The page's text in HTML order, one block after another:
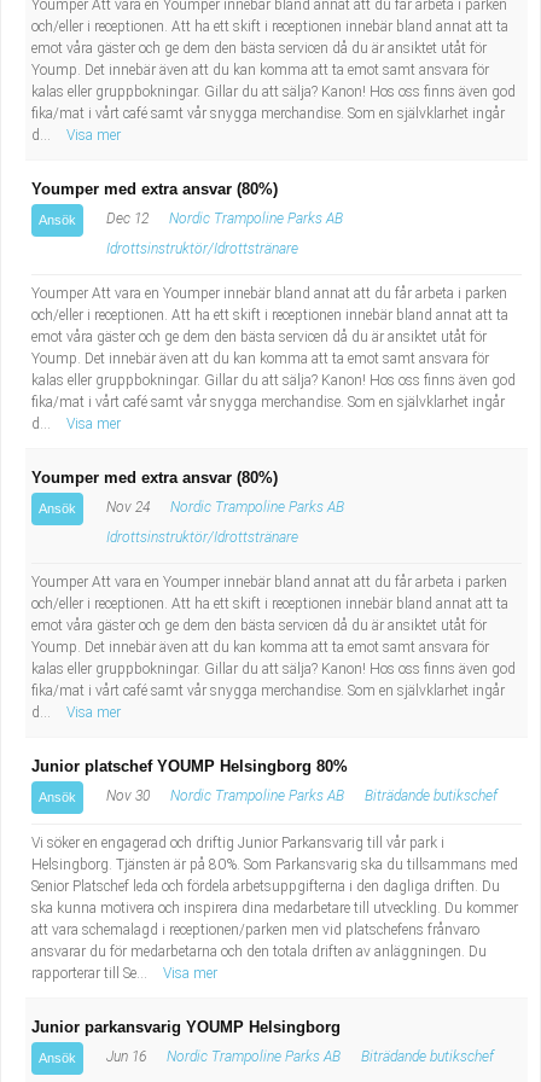
Industriell tillverkning
Installation, drift, underhåll
Kropps- och skönhetsvård
Kultur, media, design
Militärt arbete
Naturbruk
Naturvetenskapligt arbete
Pedagogiskt arbete
Sanering och renhållning
Säkerhetsarbete
Tekniskt arbete
Behandlingsassistent/Socialpedagog
Tandsköterska
Budbilsförare
Tidningsbud/Tidningsdistributör
Lärare i fritidshem/Fritidspedagog
Taxiförare/Taxichaufför
Läkarsekreterare/Vårdadmin/Medicinsk
sekreterare
Lastbilsförare m.fl.
Informatör/Kommunikatör
Brevbärare
Kock, storhushåll
Undersköterska, vård- o specialavd. o mottagning
Bibliotekarie
Administrativ assistent
Lärare i gymnasiet
Youmper Att vara en Youmper innebär bland annat att du får arbeta i parken
och/eller i receptionen. Att ha ett skift i receptionen innebär bland annat att ta
emot våra gäster och ge dem den bästa servicen då du är ansiktet utåt för
Yoump. Det innebär även att du kan komma att ta emot samt ansvara för
kalas eller gruppbokningar. Gillar du att sälja? Kanon! Hos oss finns även god
fika/mat i vårt café samt vår snygga merchandise. Som en självklarhet ingår
d...
Visa mer
Youmper med extra ansvar (80%)
Ansök Dec 12
Nordic Trampoline Parks AB
Idrottsinstruktör/Idrottstränare
Youmper Att vara en Youmper innebär bland annat att du får arbeta i parken
och/eller i receptionen. Att ha ett skift i receptionen innebär bland annat att ta
emot våra gäster och ge dem den bästa servicen då du är ansiktet utåt för
Yoump. Det innebär även att du kan komma att ta emot samt ansvara för
kalas eller gruppbokningar. Gillar du att sälja? Kanon! Hos oss finns även god
fika/mat i vårt café samt vår snygga merchandise. Som en självklarhet ingår
d...
Visa mer
Youmper med extra ansvar (80%)
Ansök Nov 24
Nordic Trampoline Parks AB
Idrottsinstruktör/Idrottstränare
Youmper Att vara en Youmper innebär bland annat att du får arbeta i parken
och/eller i receptionen. Att ha ett skift i receptionen innebär bland annat att ta
emot våra gäster och ge dem den bästa servicen då du är ansiktet utåt för
Yoump. Det innebär även att du kan komma att ta emot samt ansvara för
kalas eller gruppbokningar. Gillar du att sälja? Kanon! Hos oss finns även god
fika/mat i vårt café samt vår snygga merchandise. Som en självklarhet ingår
d...
Visa mer
Junior platschef YOUMP Helsingborg 80%
Ansök Nov 30 Nordic Trampoline Parks AB Biträdande butikschef
Vi söker en engagerad och driftig Junior Parkansvarig till vår park i
Helsingborg. Tjänsten är på 80%. Som Parkansvarig ska du tillsammans med
Senior Platschef leda och fördela arbetsuppgifterna i den dagliga driften. Du
ska kunna motivera och inspirera dina medarbetare till utveckling. Du kommer
att vara schemalagd i receptionen/parken men vid platschefens frånvaro
ansvarar du för medarbetarna och den totala driften av anläggningen. Du
rapporterar till Se...
Visa mer
Junior parkansvarig YOUMP Helsingborg
Ansök Jun 16 Nordic Trampoline Parks AB Biträdande butikschef